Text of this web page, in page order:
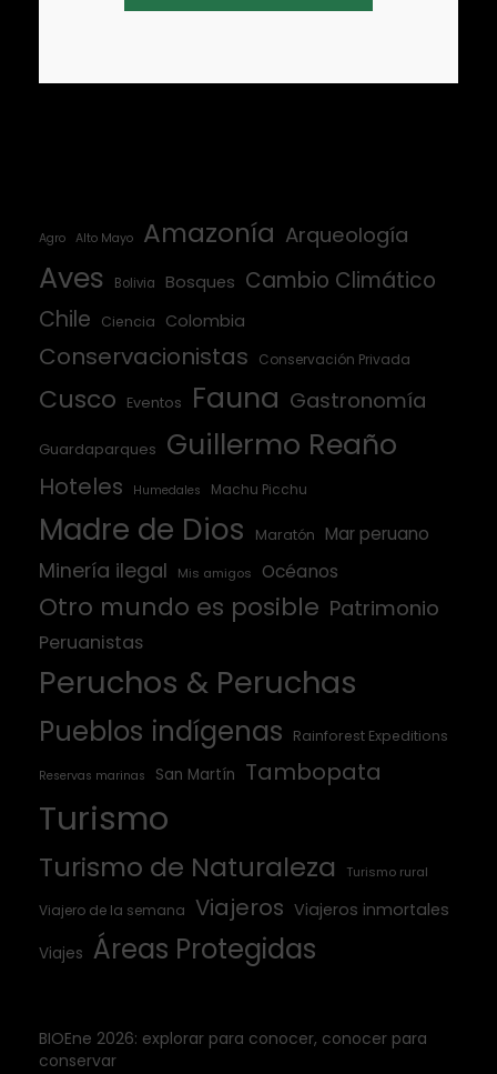
Agro Alto Mayo Amazonía Arqueología
Aves Bolivia Bosques Cambio Climático
Chile
Ciencia Colombia
Conservacionistas Conservación Privada
Cusco Eventos Fauna Gastronomía
Guardaparques Guillermo Reaño
Hoteles Humedales Machu Picchu
Madre de Dios Maratón Mar peruano
Minería ilegal Mis amigos Océanos
Otro mundo es posible Patrimonio
Peruanistas
Peruchos & Peruchas
Pueblos indígenas Rainforest Expeditions
Reservas marinas San Martín Tambopata
Turismo
Turismo de Naturaleza Turismo rural
Viajero de la semana Viajeros Viajeros inmortales
Viajes Áreas Protegidas
BIOEne 2026: explorar para conocer, conocer para
conservar